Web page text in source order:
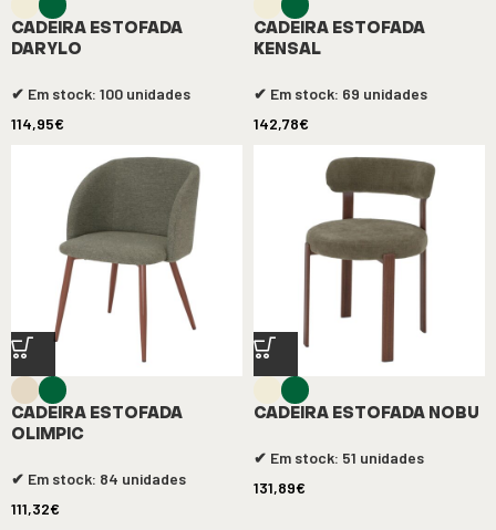
CADEIRA ESTOFADA
DARYLO
✔ Em stock: 100 unidades
114,95€
CADEIRA ESTOFADA
KENSAL
✔ Em stock: 69 unidades
142,78€
CADEIRA ESTOFADA
OLIMPIC
✔ Em stock: 84 unidades
111,32€
CADEIRA ESTOFADA NOBU
✔ Em stock: 51 unidades
131,89€